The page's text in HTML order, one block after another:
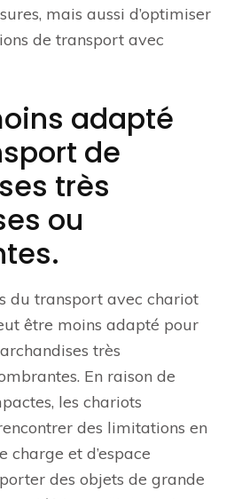
mais aussi d’optimiser
de transport avec
adapté
de
très
ou
du transport avec chariot
être moins adapté pour
très
En raison de
les chariots
des limitations en
charge et d’espace
des objets de grande